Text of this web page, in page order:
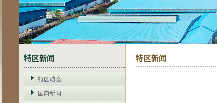
特区新闻
特区动态
国内新闻
特区新闻